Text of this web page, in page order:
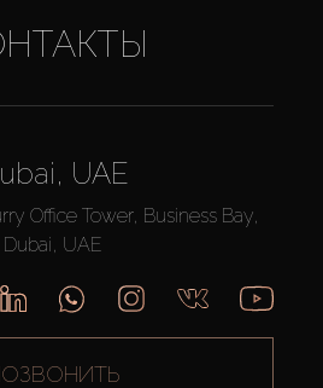
UAE
Office Tower, Business Bay,
Dubai, UAE